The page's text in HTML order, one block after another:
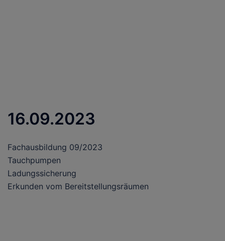
16.09.2023
Fachausbildung 09/2023
Tauchpumpen
Ladungssicherung
Erkunden vom Bereitstellungsräumen